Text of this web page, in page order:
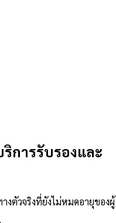
ริการรับรองและ
ตัวจริงที่ยังไม่หมดอายุของผู้